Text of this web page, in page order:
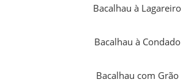
Bacalhau à Lagareiro
Bacalhau à Condado
Bacalhau com Grão